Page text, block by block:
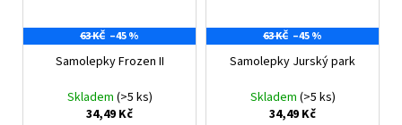
63 KČ –45 %
Samolepky Frozen II
Skladem (>5 ks)
34,49 Kč
63 KČ –45 %
Samolepky Jurský park
Skladem (>5 ks)
34,49 Kč